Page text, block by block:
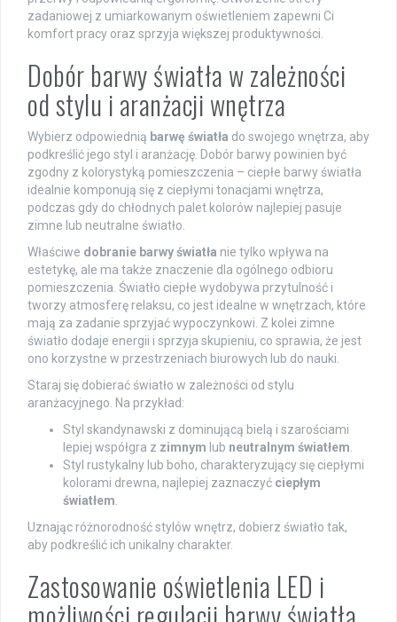
zadaniowej z umiarkowanym oświetleniem zapewni Ci
komfort pracy oraz sprzyja większej produktywności.
Dobór barwy światła w zależności
od stylu i aranżacji wnętrza
Wybierz odpowiednią barwę światła do swojego wnętrza, aby
podkreślić jego styl i aranżację. Dobór barwy powinien być
zgodny z kolorystyką pomieszczenia – ciepłe barwy światła
idealnie komponują się z ciepłymi tonacjami wnętrza,
podczas gdy do chłodnych palet kolorów najlepiej pasuje
zimne lub neutralne światło.
Właściwe dobranie barwy światła nie tylko wpływa na
estetykę, ale ma także znaczenie dla ogólnego odbioru
pomieszczenia. Światło ciepłe wydobywa przytulność i
tworzy atmosferę relaksu, co jest idealne w wnętrzach, które
mają za zadanie sprzyjać wypoczynkowi. Z kolei zimne
światło dodaje energii i sprzyja skupieniu, co sprawia, że jest
ono korzystne w przestrzeniach biurowych lub do nauki.
Staraj się dobierać światło w zależności od stylu
aranżacyjnego. Na przykład:
Styl skandynawski z dominującą bielą i szarościami
lepiej współgra z zimnym lub neutralnym światłem
Styl rustykalny lub boho, charakteryzujący się ciepłymi
kolorami drewna, najlepiej zaznaczyć ciepłym
światłem
Uznając różnorodność stylów wnętrz, dobierz światło tak,
aby podkreślić ich unikalny charakter.
Zastosowanie oświetlenia LED i